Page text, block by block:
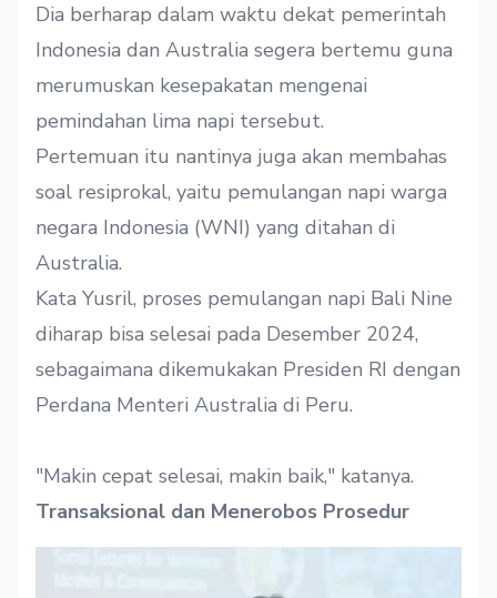
Dia berharap dalam waktu dekat pemerintah
Indonesia dan Australia segera bertemu guna
merumuskan kesepakatan mengenai
pemindahan lima napi tersebut.
Pertemuan itu nantinya juga akan membahas
soal resiprokal, yaitu pemulangan napi warga
negara Indonesia (WNI) yang ditahan di
Australia.
Kata Yusril, proses pemulangan napi Bali Nine
diharap bisa selesai pada Desember 2024,
sebagaimana dikemukakan Presiden RI dengan
Perdana Menteri Australia di Peru.
"Makin cepat selesai, makin baik," katanya.
Transaksional dan Menerobos Prosedur